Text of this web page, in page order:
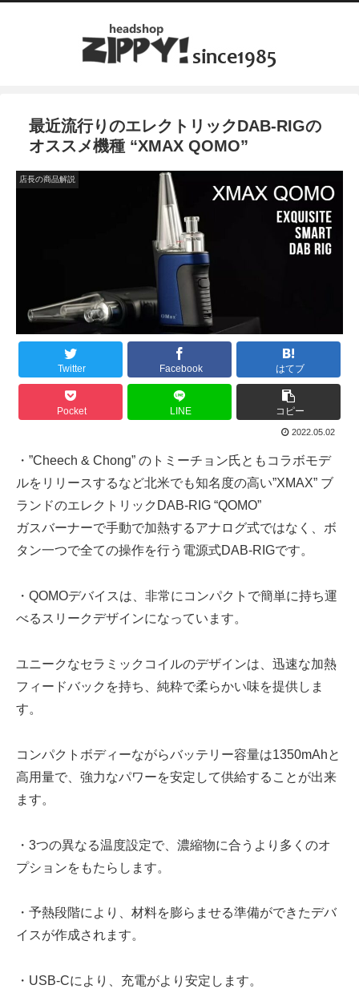
最近流行りのエレクトリックDAB-RIGの
オススメ機種 “XMAX QOMO”
店長の商品解説
Twitter Facebook はてブ
Pocket LINE コピー
2022.05.02
・”Cheech & Chong” のトミーチョン氏ともコラボモデ
ルをリリースするなど北米でも知名度の高い”XMAX” ブ
ランドのエレクトリックDAB-RIG “QOMO”
ガスバーナーで手動で加熱するアナログ式ではなく、ボ
タン一つで全ての操作を行う電源式DAB-RIGです。
・QOMOデバイスは、非常にコンパクトで簡単に持ち運
べるスリークデザインになっています。
ユニークなセラミックコイルのデザインは、迅速な加熱
フィードバックを持ち、純粋で柔らかい味を提供しま
す。
コンパクトボディーながらバッテリー容量は1350mAhと
高用量で、強力なパワーを安定して供給することが出来
ます。
・3つの異なる温度設定で、濃縮物に合うより多くのオ
プションをもたらします。
・予熱段階により、材料を膨らませる準備ができたデバ
イスが作成されます。
・USB-Cにより、充電がより安定します。